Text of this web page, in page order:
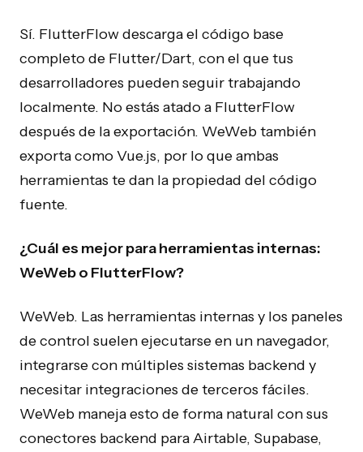
Sí. FlutterFlow descarga el código base
completo de Flutter/Dart, con el que tus
desarrolladores pueden seguir trabajando
localmente. No estás atado a FlutterFlow
después de la exportación. WeWeb también
exporta como Vue.js, por lo que ambas
herramientas te dan la propiedad del código
fuente.
¿Cuál es mejor para herramientas internas:
WeWeb o FlutterFlow?
WeWeb. Las herramientas internas y los paneles
de control suelen ejecutarse en un navegador,
integrarse con múltiples sistemas backend y
necesitar integraciones de terceros fáciles.
WeWeb maneja esto de forma natural con sus
conectores backend para Airtable, Supabase,